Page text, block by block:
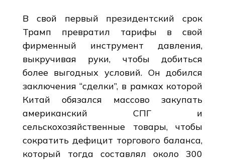
В свой первый президентский срок
Трамп превратил тарифы в свой
фирменный инструмент давления,
выкручивая руки, чтобы добиться
более выгодных условий. Он добился
заключения “сделки”, в рамках которой
Китай обязался массово закупать
американский СПГ и
сельскохозяйственные товары, чтобы
сократить дефицит торгового баланса,
который тогда составлял около 300